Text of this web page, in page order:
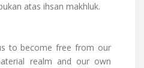
atas ihsan makhluk.
to become free from our
realm and our own